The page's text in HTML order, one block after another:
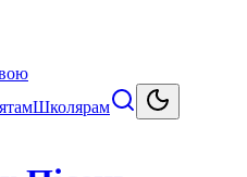
Школярам